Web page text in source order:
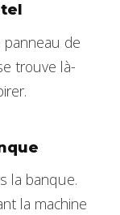
de
trouve là-
la banque.
la machine